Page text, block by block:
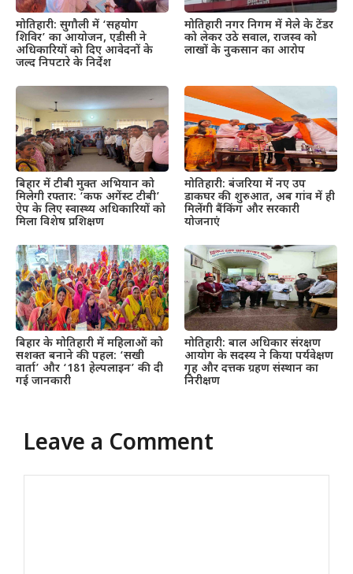
मोतिहारी: सुगौली में ‘सहयोग
शिविर’ का आयोजन, एडीसी ने
अधिकारियों को दिए आवेदनों के
जल्द निपटारे के निर्देश
मोतिहारी नगर निगम में मेले के टेंडर
को लेकर उठे सवाल, राजस्व को
लाखों के नुकसान का आरोप
बिहार में टीबी मुक्त अभियान को
मिलेगी रफ्तार: ‘कफ अगेंस्ट टीबी’
ऐप के लिए स्वास्थ्य अधिकारियों को
मिला विशेष प्रशिक्षण
मोतिहारी: बंजरिया में नए उप
डाकघर की शुरुआत, अब गांव में ही
मिलेंगी बैंकिंग और सरकारी
योजनाएं
बिहार के मोतिहारी में महिलाओं को
सशक्त बनाने की पहल: ‘सखी
वार्ता’ और ‘181 हेल्पलाइन’ की दी
गई जानकारी
मोतिहारी: बाल अधिकार संरक्षण
आयोग के सदस्य ने किया पर्यवेक्षण
गृह और दत्तक ग्रहण संस्थान का
निरीक्षण
Leave a Comment